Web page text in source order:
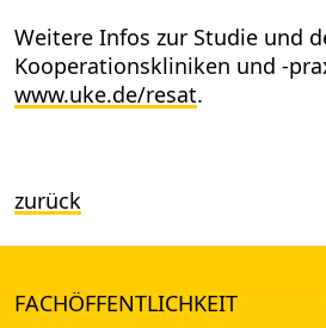
Weitere Infos zur Studie und
Kooperationskliniken und -
www.uke.de/resat.
zurück
FACHÖFFENTLICHKEIT